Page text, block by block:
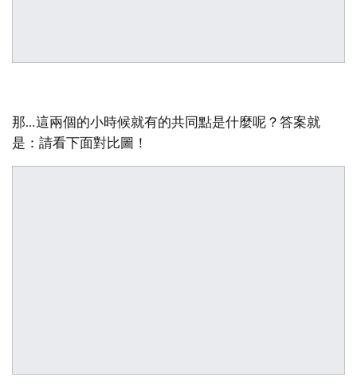
那…這兩個的小時候就有的共同點是什麼呢？答案就
是：請看下面對比圖！